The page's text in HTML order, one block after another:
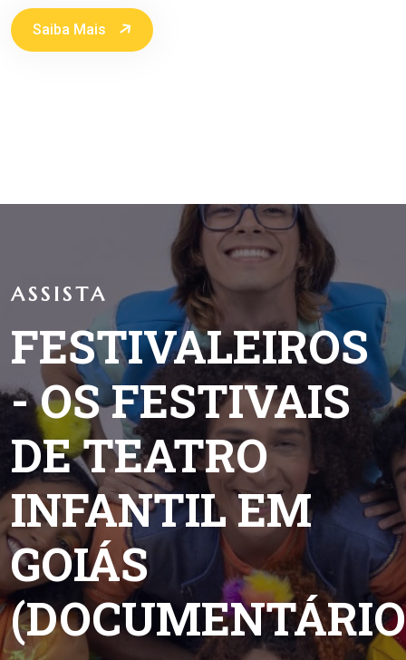
Saiba Mais
ASSISTA
FESTIVALEIROS
- OS FESTIVAIS
DE TEATRO
INFANTIL EM
GOIÁS